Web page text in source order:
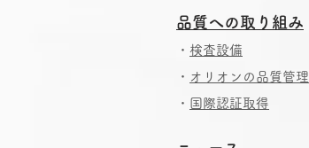
​品質への取り組み
・ 検査設備
・ オリオンの品質管理
・ 国際認証取得